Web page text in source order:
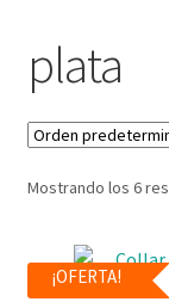
Secciones
Ofertas
Novedades
Lista de deseos
plata
Mostrando los 6
¡OFERTA!